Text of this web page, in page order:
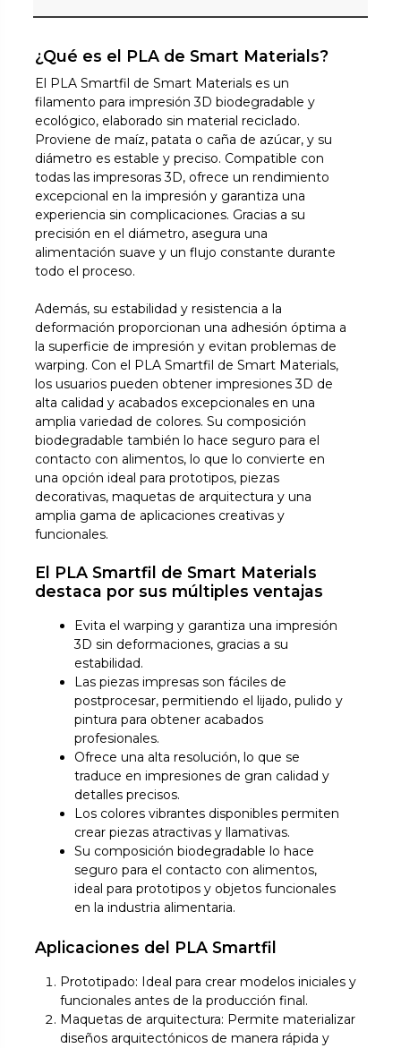
¿Qué es el PLA de Smart Materials?
El PLA Smartfil de Smart Materials es un
filamento para impresión 3D biodegradable y
ecológico, elaborado sin material reciclado.
Proviene de maíz, patata o caña de azúcar, y su
diámetro es estable y preciso. Compatible con
todas las impresoras 3D, ofrece un rendimiento
excepcional en la impresión y garantiza una
experiencia sin complicaciones. Gracias a su
precisión en el diámetro, asegura una
alimentación suave y un flujo constante durante
todo el proceso.
Además, su estabilidad y resistencia a la
deformación proporcionan una adhesión óptima a
la superficie de impresión y evitan problemas de
warping. Con el PLA Smartfil de Smart Materials,
los usuarios pueden obtener impresiones 3D de
alta calidad y acabados excepcionales en una
amplia variedad de colores. Su composición
biodegradable también lo hace seguro para el
contacto con alimentos, lo que lo convierte en
una opción ideal para prototipos, piezas
decorativas, maquetas de arquitectura y una
amplia gama de aplicaciones creativas y
funcionales.
El PLA Smartfil de Smart Materials
destaca por sus múltiples ventajas
Evita el warping y garantiza una impresión
3D sin deformaciones, gracias a su
estabilidad.
Las piezas impresas son fáciles de
postprocesar, permitiendo el lijado, pulido y
pintura para obtener acabados
profesionales.
Ofrece una alta resolución, lo que se
traduce en impresiones de gran calidad y
detalles precisos.
Los colores vibrantes disponibles permiten
crear piezas atractivas y llamativas.
Su composición biodegradable lo hace
seguro para el contacto con alimentos,
ideal para prototipos y objetos funcionales
en la industria alimentaria.
Aplicaciones del PLA Smartfil
Prototipado: Ideal para crear modelos iniciales y
funcionales antes de la producción final.
Maquetas de arquitectura: Permite materializar
diseños arquitectónicos de manera rápida y